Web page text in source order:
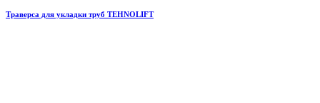
Траверса для укладки труб TEHNOLIFT